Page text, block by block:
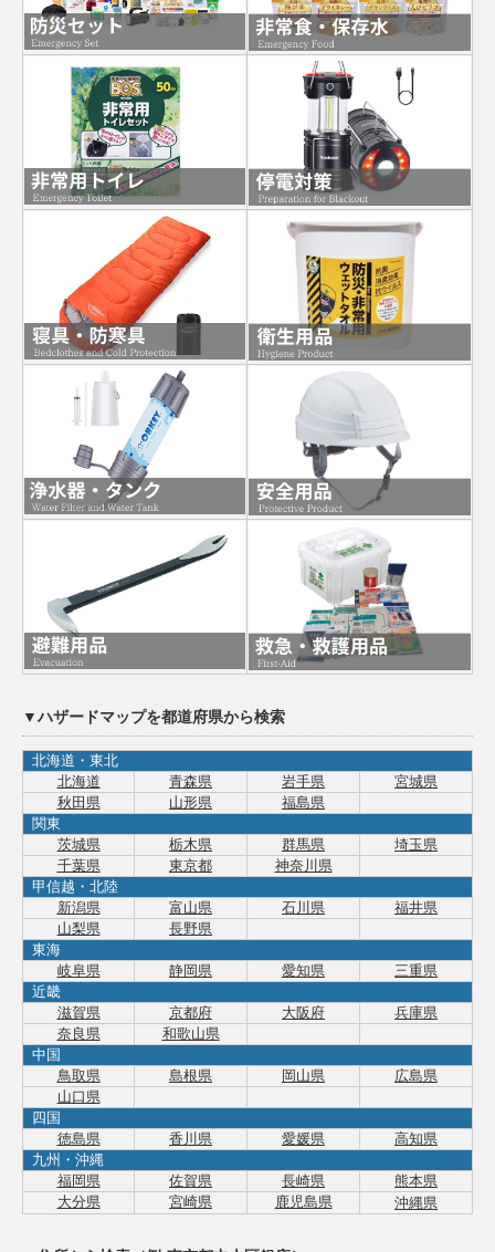
▼ハザードマップを都道府県から検索
北海道・東北
北海道
青森県 岩手県
宮城県
秋田県
山形県
福島県
関東
茨城県
栃木県 群馬県
埼玉県
千葉県
東京都
神奈川県
甲信越・北陸
新潟県
富山県 石川県
福井県
山梨県
長野県
東海
岐阜県
静岡県 愛知県
三重県
近畿
滋賀県
京都府 大阪府
兵庫県
奈良県
和歌山県
中国
鳥取県
島根県 岡山県
広島県
山口県
四国
徳島県
香川県 愛媛県
高知県
九州・沖縄
福岡県
佐賀県 長崎県
熊本県
大分県
宮崎県 鹿児島県 沖縄県